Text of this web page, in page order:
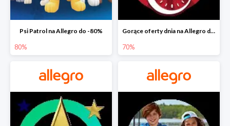
Psi Patrol na Allegro do -80%
80%
Gorące oferty dnia na Allegro do -50%
70%